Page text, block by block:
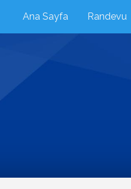
Ana Sayfa Randevu